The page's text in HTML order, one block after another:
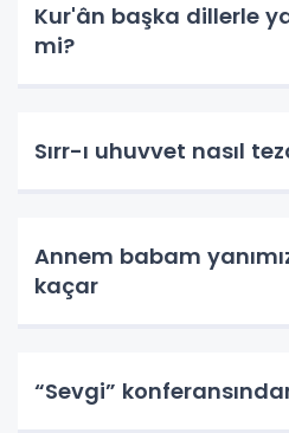
Kur'ân başka dillerle
mi?
Sırr-ı uhuvvet nasıl
Annem babam
kaçar
“Sevgi”